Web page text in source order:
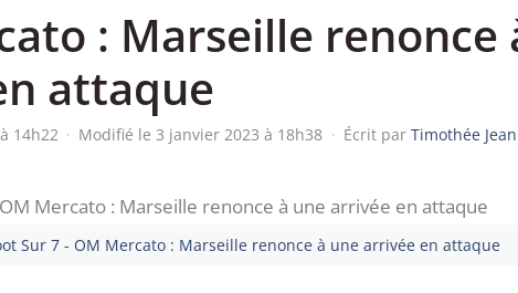
: Marseille renonce
attaque
14h22 · Modifié le 3 janvier 2023 à 18h38 · Écrit par Timothée Jean
Sur 7 - OM Mercato : Marseille renonce à une arrivée en attaque